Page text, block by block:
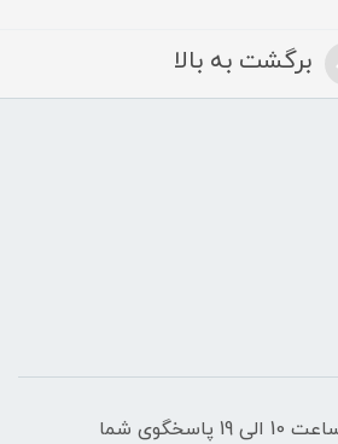
برگشت به بالا
از شنبه تا پنجشنبه از ساعت 10 الی 19 پاسخگوی شما